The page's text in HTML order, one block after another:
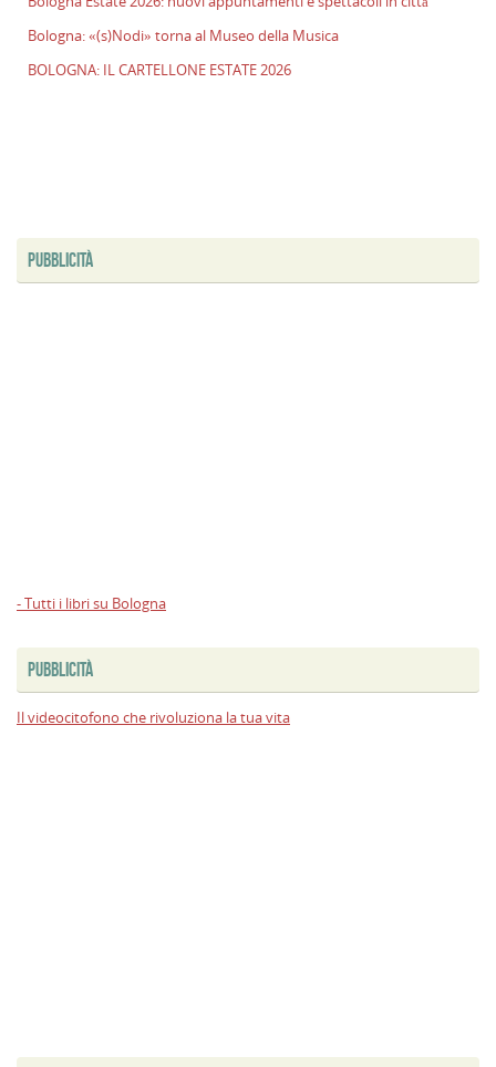
Bologna: «(s)Nodi» torna al Museo della Musica
BOLOGNA: IL CARTELLONE ESTATE 2026
PUBBLICITÀ
- Tutti i libri su Bologna
PUBBLICITÀ
Il videocitofono che rivoluziona la tua vita